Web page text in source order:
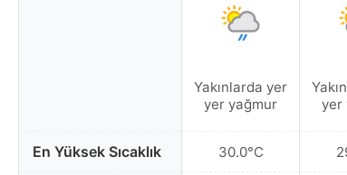
En Yüksek Sıcaklık
Yakınlarda yer
yer yağmur
30.0°C
yer